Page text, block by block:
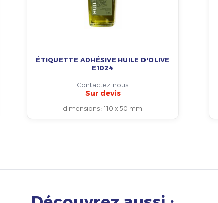
ÉTIQUETTE ADHÉSIVE HUILE D'OLIVE
E1024
Contactez-nous
Sur devis
dimensions : 110 x 50 mm